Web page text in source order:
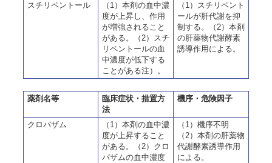
スチリペントール
（1）本剤の血中濃
度が上昇し、作用
が増強されること
がある。（2）スチ
リペントールの血
中濃度が低下する
ことがある注）。
（1）スチリペント
ールが肝代謝を抑
制する。（2）本剤
の肝薬物代謝酵素
誘導作用による。
薬剤名等
臨床症状・措置方
法
機序・危険因子
クロバザム
（1）本剤の血中濃
度が上昇すること
がある。（2）クロ
バザムの血中濃度
（1）機序不明
（2）本剤の肝薬物
代謝酵素誘導作用
による。